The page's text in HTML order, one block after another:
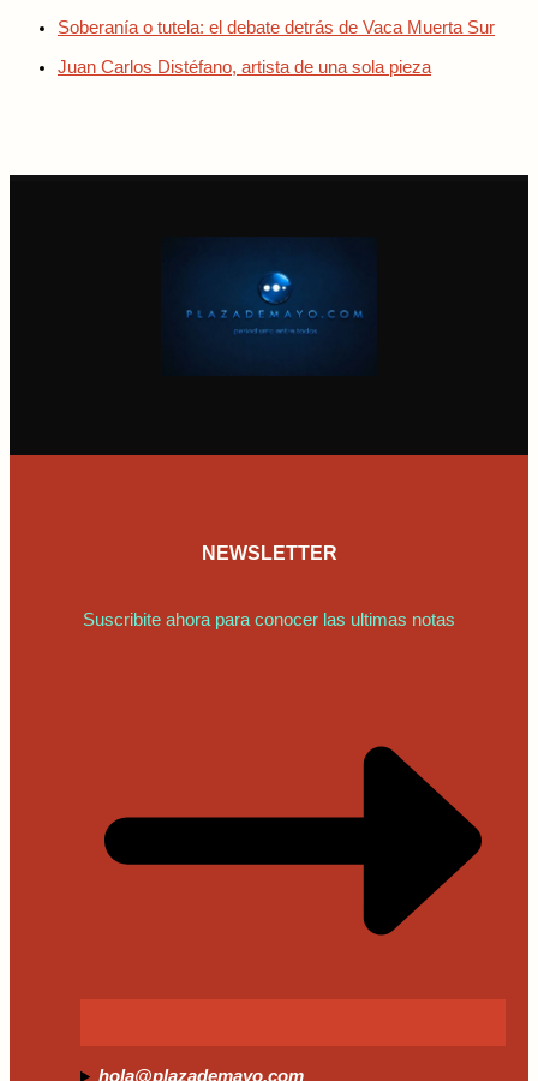
Soberanía o tutela: el debate detrás de Vaca Muerta Sur
Juan Carlos Distéfano, artista de una sola pieza
NEWSLETTER
Suscribite ahora para conocer las ultimas notas
hola@plazademayo.com